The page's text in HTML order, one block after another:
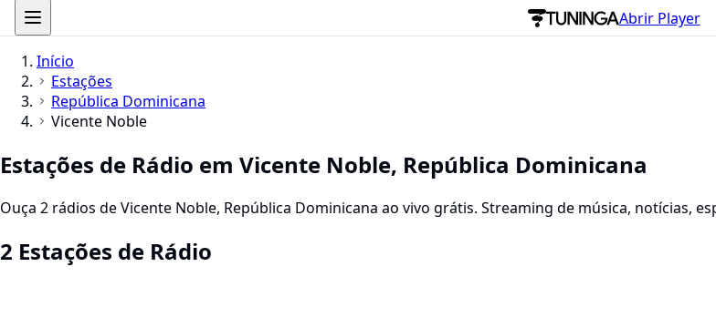
Abrir Player
Início
Estações
República Dominicana
Vicente Noble
Estações de Rádio em Vicente Noble, República Dominicana
Ouça 2 rádios de Vicente Noble, República Dominicana ao vivo grátis. Streaming de música, notícias,
2 Estações de Rádio